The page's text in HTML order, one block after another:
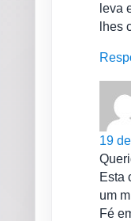
leva
lhes
19
Esta
um
Fé